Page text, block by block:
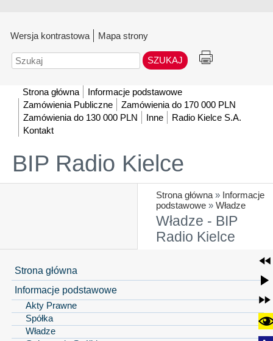
Wersja kontrastowa Mapa strony
Szukaj
Strona główna
Informacje podstawowe
Zamówienia Publiczne
Zamówienia do 170 000 PLN
Zamówienia do 130 000 PLN
Inne
Radio Kielce S.A.
Kontakt
BIP Radio Kielce
Strona główna » Informacje
podstawowe » Władze
Władze - BIP
Radio Kielce
Strona główna
Informacje podstawowe
Akty Prawne
Spółka
Władze